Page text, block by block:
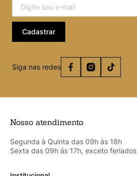
Cadastrar
Siga nas redes
Nosso atendimento
Segunda à Quinta das 09h às 18h
Sexta das 09h ás 17h, exceto feriados